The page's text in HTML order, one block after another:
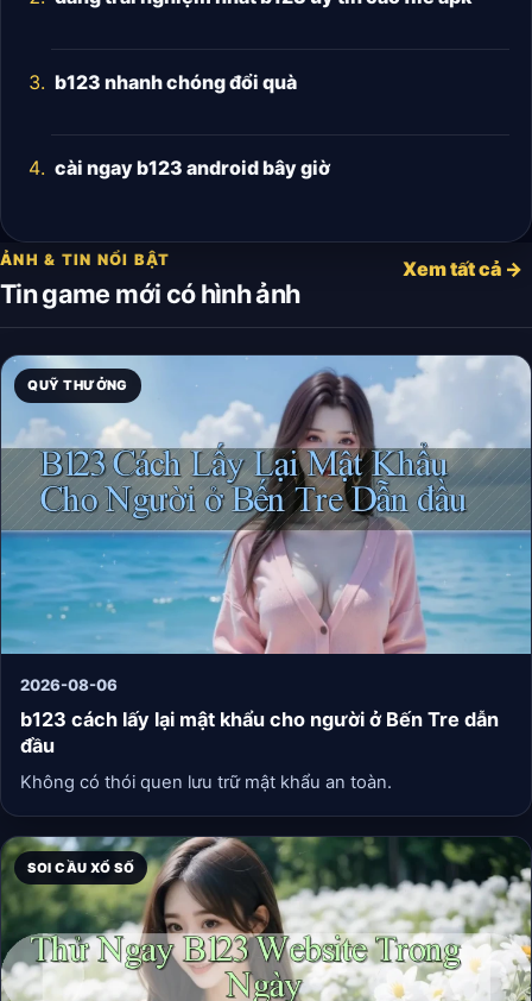
b123 nhanh chóng đổi quà
cài ngay b123 android bây giờ
ẢNH & TIN NỔI BẬT
Tin game mới có hình ảnh
Xem tất cả →
QUỸ THƯỞNG
2026-08-06
b123 cách lấy lại mật khẩu cho người ở Bến Tre dẫn
đầu
Không có thói quen lưu trữ mật khẩu an toàn.
SOI CẦU XỔ SỐ